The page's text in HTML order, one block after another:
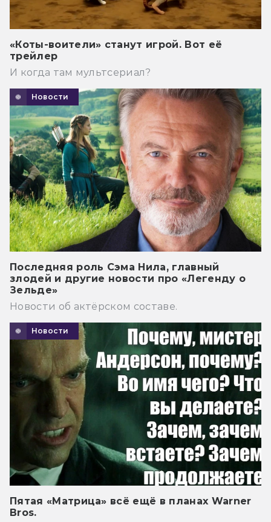
«Коты-воители» станут игрой. Вот её
трейлер
И когда там мультсериал?
Новости
Последняя роль Сэма Нила, главный
злодей и другие новости про «Легенду о
Зельде»
Новости об актёрском составе.
Новости
Пятая «Матрица» всё ещё в планах Warner
Bros.